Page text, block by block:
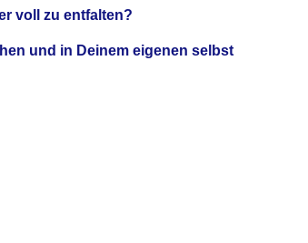
voll zu entfalten?
und in Deinem eigenen selbst